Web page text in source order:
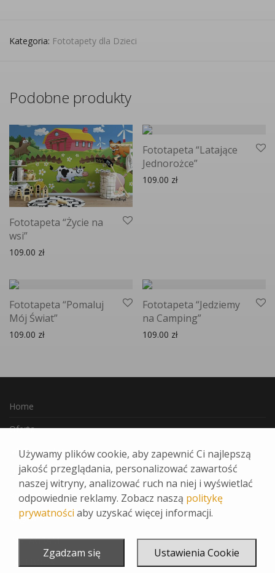
Kategoria: Fototapety dla Dzieci
Podobne produkty
Fototapeta “Życie na
wsi”
109.00 zł
Fototapeta “Latające
Jednorożce”
109.00 zł
Fototapeta “Pomaluj
Mój Świat”
109.00 zł
Fototapeta “Jedziemy
na Camping”
109.00 zł
Home
Oferta
Jak Zamawiać
Ulubione
Kontakt
Regulamin
INSTAGRAM
FACEBOOK
Używamy plików cookie, aby zapewnić Ci najlepszą
jakość przeglądania, personalizować zawartość
naszej witryny, analizować ruch na niej i wyświetlać
odpowiednie reklamy. Zobacz naszą politykę
prywatności aby uzyskać więcej informacji.
Zgadzam się Ustawienia Cookie